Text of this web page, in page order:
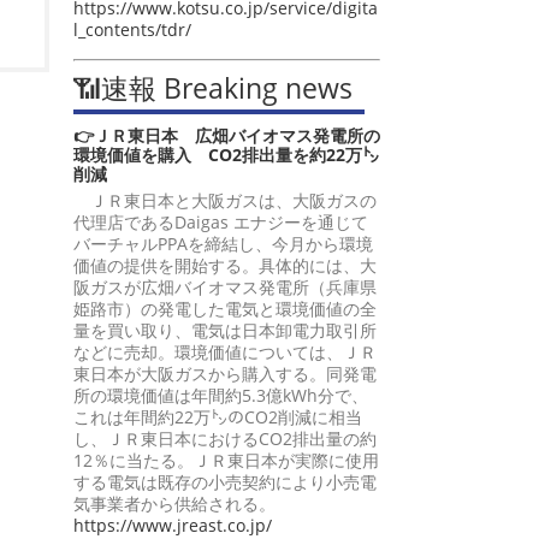
https://www.kotsu.co.jp/service/digita
l_contents/tdr/
📶速報 Breaking news
👉ＪＲ東日本 広畑バイオマス発電所の
環境価値を購入 CO2排出量を約22万㌧
削減
ＪＲ東日本と大阪ガスは、大阪ガスの
代理店であるDaigas エナジーを通じて
バーチャルPPAを締結し、今月から環境
価値の提供を開始する。具体的には、大
阪ガスが広畑バイオマス発電所（兵庫県
姫路市）の発電した電気と環境価値の全
量を買い取り、電気は日本卸電力取引所
などに売却。環境価値については、ＪＲ
東日本が大阪ガスから購入する。同発電
所の環境価値は年間約5.3億kWh分で、
これは年間約22万㌧のCO2削減に相当
し、ＪＲ東日本におけるCO2排出量の約
12％に当たる。ＪＲ東日本が実際に使用
する電気は既存の小売契約により小売電
気事業者から供給される。
https://www.jreast.co.jp/